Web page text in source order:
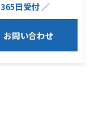
日受付 ／
お問い合わせ